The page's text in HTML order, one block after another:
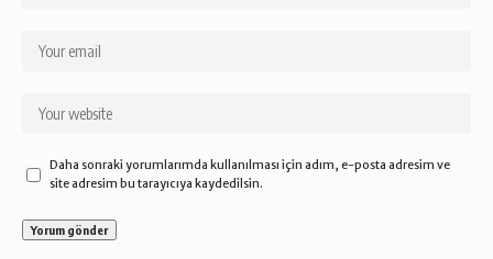
Daha sonraki yorumlarımda kullanılması için adım, e-posta adresim ve
site adresim bu tarayıcıya kaydedilsin.